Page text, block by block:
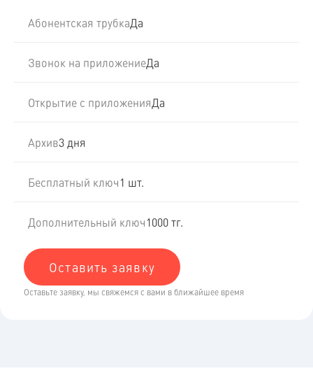
Абонентская трубкаДа
Звонок на приложениеДа
Открытие с приложенияДа
Архив3 дня
Бесплатный ключ1 шт.
Дополнительный ключ1000 тг.
Оставить заявку
Оставьте заявку, мы свяжемся с вами в ближайшее время